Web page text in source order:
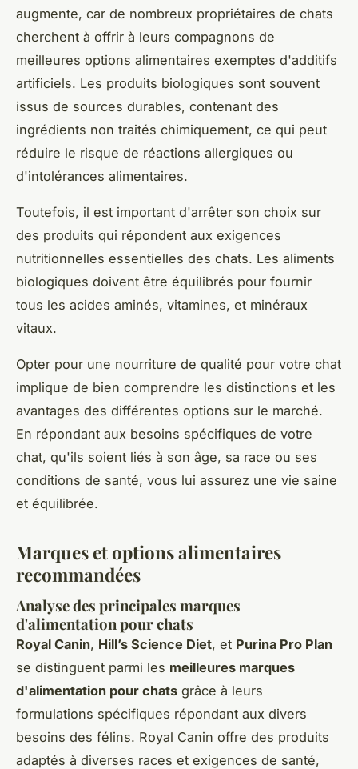
augmente, car de nombreux propriétaires de chats
cherchent à offrir à leurs compagnons de
meilleures options alimentaires exemptes d'additifs
artificiels. Les produits biologiques sont souvent
issus de sources durables, contenant des
ingrédients non traités chimiquement, ce qui peut
réduire le risque de réactions allergiques ou
d'intolérances alimentaires.
Toutefois, il est important d'arrêter son choix sur
des produits qui répondent aux exigences
nutritionnelles essentielles des chats. Les aliments
biologiques doivent être équilibrés pour fournir
tous les acides aminés, vitamines, et minéraux
vitaux.
Opter pour une nourriture de qualité pour votre chat
implique de bien comprendre les distinctions et les
avantages des différentes options sur le marché.
En répondant aux besoins spécifiques de votre
chat, qu'ils soient liés à son âge, sa race ou ses
conditions de santé, vous lui assurez une vie saine
et équilibrée.
Marques et options alimentaires
recommandées
Analyse des principales marques
d'alimentation pour chats
Royal Canin, Hill’s Science Diet, et Purina Pro Plan
se distinguent parmi les meilleures marques
d'alimentation pour chats grâce à leurs
formulations spécifiques répondant aux divers
besoins des félins. Royal Canin offre des produits
adaptés à diverses races et exigences de santé,